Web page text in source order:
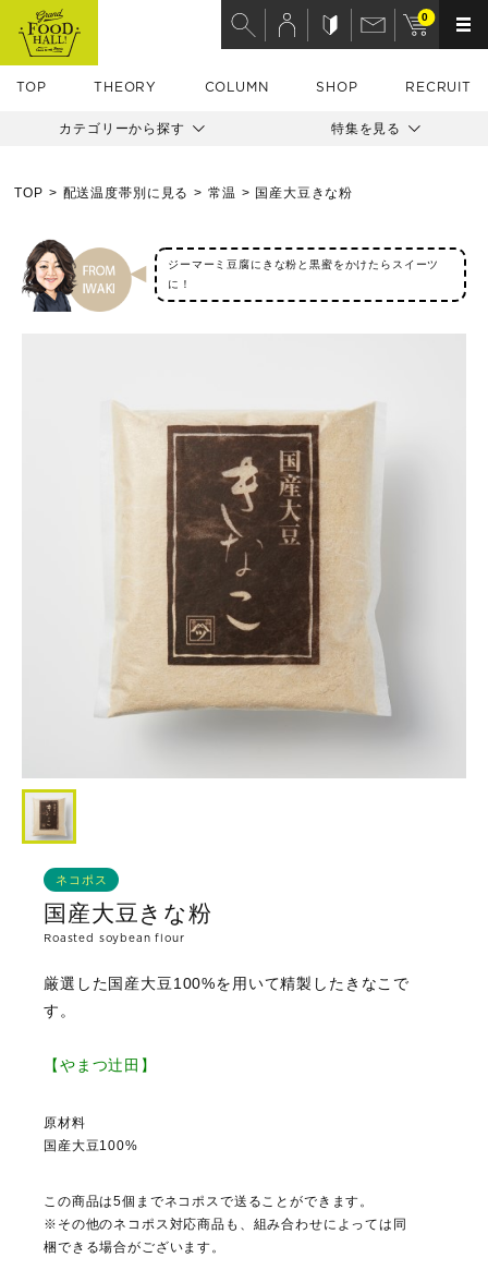
TOP THEORY COLUMN SHOP RECRUIT
0
カテゴリーから探す 特集を見る
TOP 配送温度帯別に見る 常温 国産大豆きな粉
ジーマーミ豆腐にきな粉と黒蜜をかけたらスイーツ
に！
ネコポス
国産大豆きな粉
Roasted soybean flour
厳選した国産大豆100%を用いて精製したきなこで
す。
【やまつ辻田】
原材料
国産大豆100%
この商品は5個までネコポスで送ることができます。
※その他のネコポス対応商品も、組み合わせによっては同
梱できる場合がございます。